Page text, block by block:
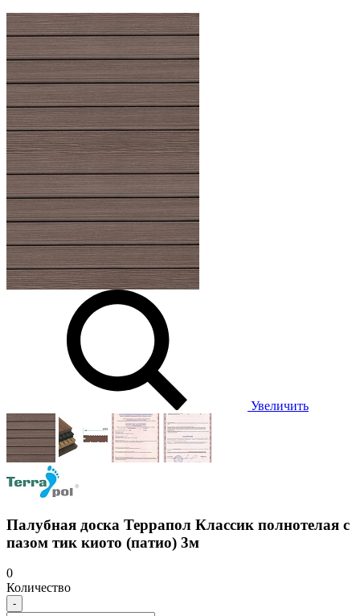
Увеличить
Палубная доска Террапол Классик полнотелая с
пазом тик киото (патио) 3м
0
Количество
-